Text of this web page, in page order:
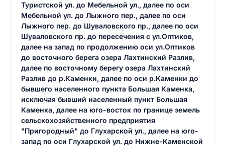
Туристской ул. до Мебельной ул., далее по оси
Мебельной ул. до Лыжного пер., далее по оси
Лыжного пер. до Шуваловского пр., далее по оси
Шуваловского пр. до пересечения с ул.Оптиков,
далее на запад по продолжению оси ул.Оптиков
до восточного берега озера Лахтинский Разлив,
далее по восточному берегу озера Лахтинский
Разлив до р.Каменки, далее по оси р.Каменки до
бывшего населенного пункта Большая Каменка,
исключая бывший населенный пункт Большая
Каменка, далее на юго-восток по границе земель
сельскохозяйственного предприятия
"Пригородный" до Глухарской ул., далее на юго-
запад по оси Глухарской ул. до Нижне-Каменской